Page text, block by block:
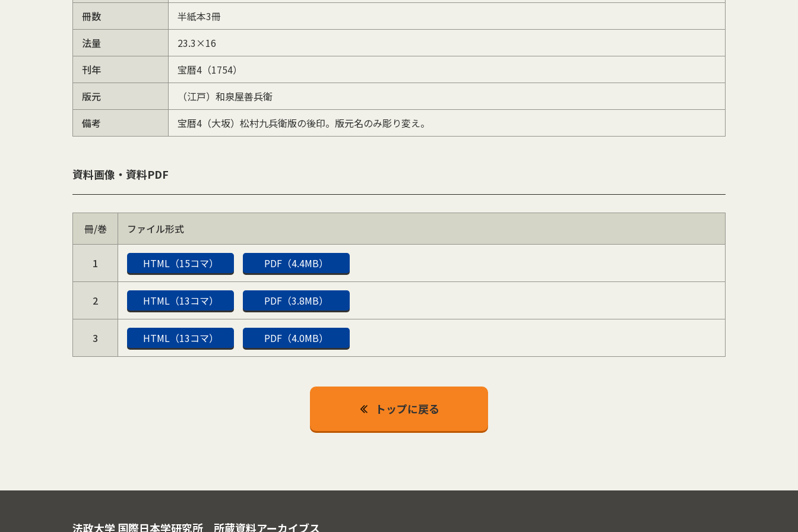
冊数
半紙本3冊
法量
23.3×16
刊年
宝暦4（1754）
版元
（江戸）和泉屋善兵衛
備考
宝暦4（大坂）松村九兵衛版の後印。版元名のみ彫り変え。
資料画像・資料PDF
冊/巻 ファイル形式
1 HTML（15コマ） PDF（4.4MB）
2 HTML（13コマ） PDF（3.8MB）
3 HTML（13コマ） PDF（4.0MB）
トップに戻る
法政大学 国際日本学研究所 所蔵資料アーカイブス